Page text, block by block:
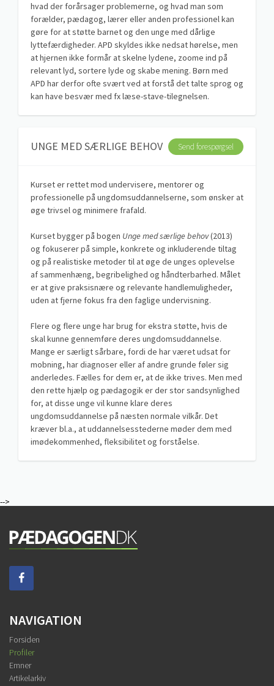
hvad der forårsager problemerne, og hvad man som
forælder, pædagog, lærer eller anden professionel kan
gøre for at støtte barnet og den unge med dårlige
lyttefærdigheder. APD skyldes ikke nedsat hørelse, men
at hjernen ikke formår at skelne lydene, zoome ind på
relevant lyd, sortere lyde og skabe mening. Børn med
APD har derfor ofte svært ved at forstå det talte sprog og
kan have besvær med fx læse-stave-tilegnelsen.
Send forespørgsel
UNGE MED SÆRLIGE BEHOV
Kurset er rettet mod undervisere, mentorer og
professionelle på ungdomsuddannelserne, som ønsker at
øge trivsel og minimere frafald.
Kurset bygger på bogen Unge med særlige behov(2013)
og fokuserer på simple, konkrete og inkluderende tiltag
og på realistiske metoder til at øge de unges oplevelse
af sammenhæng, begribelighed og håndterbarhed. Målet
er at give praksisnære og relevante handlemuligheder,
uden at fjerne fokus fra den faglige undervisning.
Flere og flere unge har brug for ekstra støtte, hvis de
skal kunne gennemføre deres ungdomsuddannelse.
Mange er særligt sårbare, fordi de har været udsat for
mobning, har diagnoser eller af andre grunde føler sig
anderledes. Fælles for dem er, at de ikke trives. Men med
den rette hjælp og pædagogik er der stor sandsynlighed
for, at disse unge vil kunne klare deres
ungdomsuddannelse på næsten normale vilkår. Det
kræver bl.a., at uddannelsesstederne møder dem med
imødekommenhed, fleksibilitet og forståelse.
-->
NAVIGATION
Forsiden
Profiler
Emner
Artikelarkiv